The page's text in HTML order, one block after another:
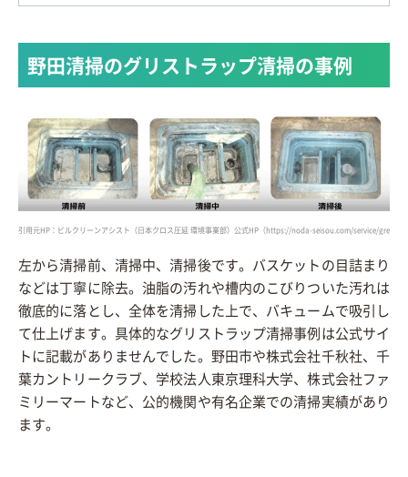
野田清掃のグリストラップ清掃の事例
引用元HP：ビルクリーンアシスト（日本クロス圧延 環境事業部）公式HP（https://noda-seisou.com/service/
左から清掃前、清掃中、清掃後です。バスケットの目詰まり
などは丁寧に除去。油脂の汚れや槽内のこびりついた汚れは
徹底的に落とし、全体を清掃した上で、バキュームで吸引し
て仕上げます。具体的なグリストラップ清掃事例は公式サイ
トに記載がありませんでした。野田市や株式会社千秋社、千
葉カントリークラブ、学校法人東京理科大学、株式会社ファ
ミリーマートなど、公的機関や有名企業での清掃実績があり
ます。